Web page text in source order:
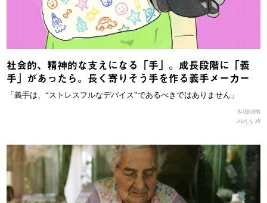
社会的、精神的な支えになる「手」。成長段階に「義
手」があったら。長く寄りそう手を作る義手メーカー
「義手は、“ストレスフルなデバイス”であるべきではありません」
INTERVIEW
2025.5.28